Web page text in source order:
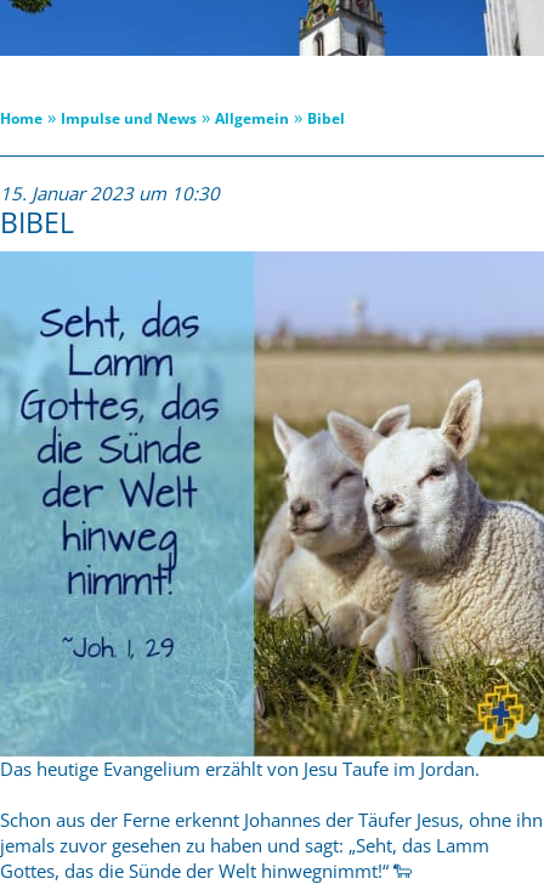
Home » Impulse und News » Allgemein » Bibel
15. Januar 2023 um 10:30
BIBEL
Das heutige Evangelium erzählt von Jesu Taufe im Jordan.
Schon aus der Ferne erkennt Johannes der Täufer Jesus, ohne ihn
jemals zuvor gesehen zu haben und sagt: „Seht, das Lamm
Gottes, das die Sünde der Welt hinwegnimmt!“ 🐑